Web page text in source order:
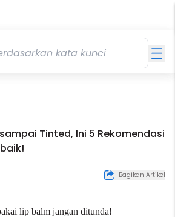
Tinted, Ini 5 Rekomendasi
Bagikan Artikel
lip balm jangan ditunda!